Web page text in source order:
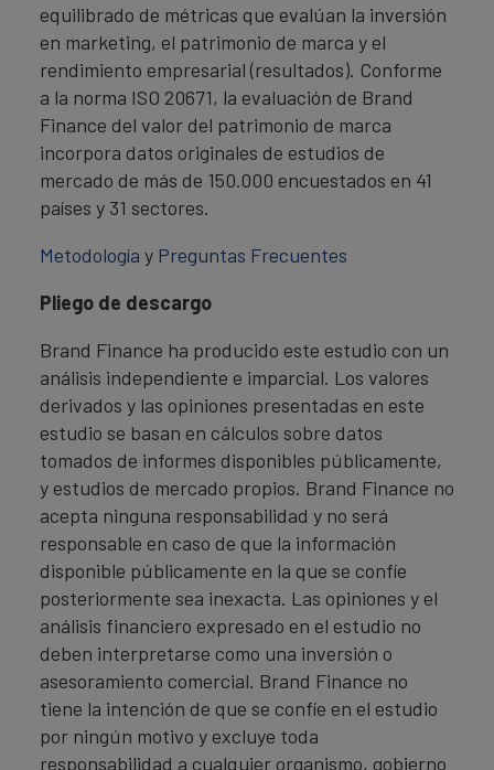
equilibrado de métricas que evalúan la inversión
en marketing, el patrimonio de marca y el
rendimiento empresarial (resultados). Conforme
a la norma ISO 20671, la evaluación de Brand
Finance del valor del patrimonio de marca
incorpora datos originales de estudios de
mercado de más de 150.000 encuestados en 41
países y 31 sectores.
Metodología y Preguntas Frecuentes
Pliego de descargo
Brand Finance ha producido este estudio con un
análisis independiente e imparcial. Los valores
derivados y las opiniones presentadas en este
estudio se basan en cálculos sobre datos
tomados de informes disponibles públicamente,
y estudios de mercado propios. Brand Finance no
acepta ninguna responsabilidad y no será
responsable en caso de que la información
disponible públicamente en la que se confíe
posteriormente sea inexacta. Las opiniones y el
análisis financiero expresado en el estudio no
deben interpretarse como una inversión o
asesoramiento comercial. Brand Finance no
tiene la intención de que se confíe en el estudio
por ningún motivo y excluye toda
responsabilidad a cualquier organismo, gobierno